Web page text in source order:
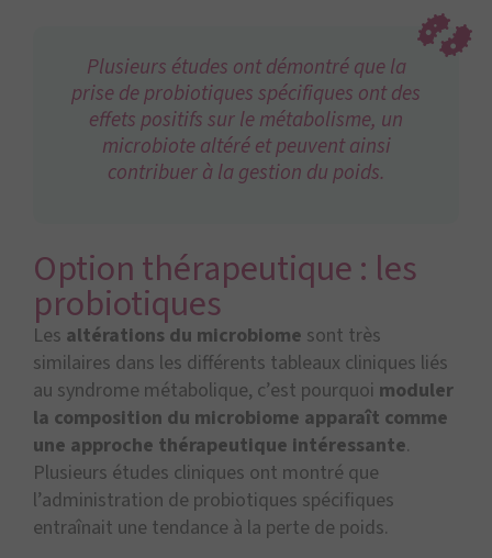
Plusieurs études ont démontré que la
prise de probiotiques spécifiques ont des
effets positifs sur le métabolisme, un
microbiote altéré et peuvent ainsi
contribuer à la gestion du poids.
Option thérapeutique : les
probiotiques
Les altérations du microbiome sont très
similaires dans les différents tableaux cliniques liés
au syndrome métabolique, c’est pourquoi moduler
la composition du microbiome apparaît comme
une approche thérapeutique intéressante.
Plusieurs études cliniques ont montré que
l’administration de probiotiques spécifiques
entraînait une tendance à la perte de poids.